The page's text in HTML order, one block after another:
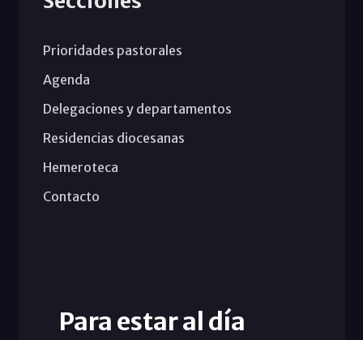
Prioridades pastorales
Agenda
Delegaciones y departamentos
Residencias diocesanas
Hemeroteca
Contacto
Para estar al día